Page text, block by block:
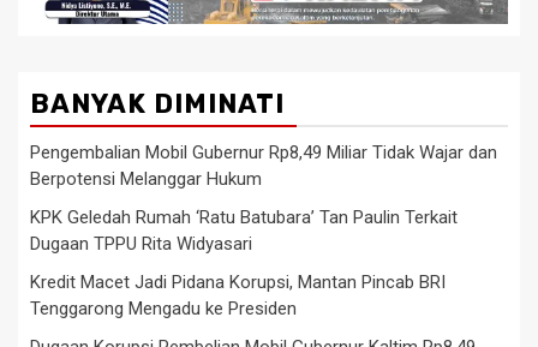
BANYAK DIMINATI
Pengembalian Mobil Gubernur Rp8,49 Miliar Tidak Wajar dan
Berpotensi Melanggar Hukum
KPK Geledah Rumah ‘Ratu Batubara’ Tan Paulin Terkait
Dugaan TPPU Rita Widyasari
Kredit Macet Jadi Pidana Korupsi, Mantan Pincab BRI
Tenggarong Mengadu ke Presiden